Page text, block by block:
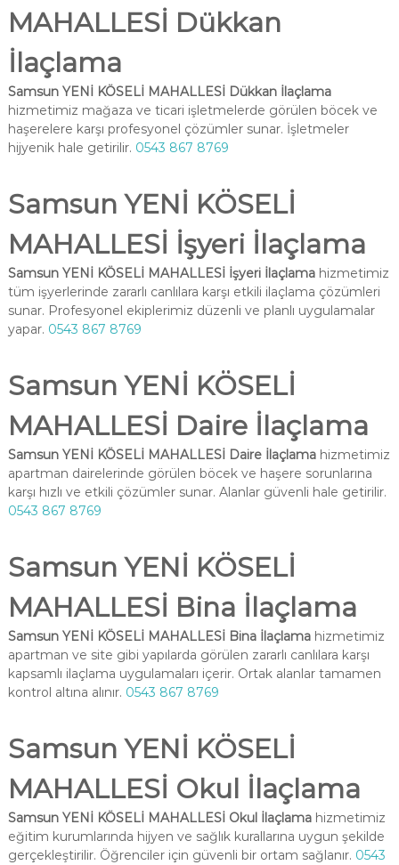
MAHALLESİ Dükkan
İlaçlama
Samsun YENİ KÖSELİ MAHALLESİ Dükkan İlaçlama
hizmetimiz mağaza ve ticari işletmelerde görülen böcek ve
haşerelere karşı profesyonel çözümler sunar. İşletmeler
hijyenik hale getirilir. 0543 867 8769
Samsun YENİ KÖSELİ
MAHALLESİ İşyeri İlaçlama
Samsun YENİ KÖSELİ MAHALLESİ İşyeri İlaçlamahizmetimiz
tüm işyerlerinde zararlı canlılara karşı etkili ilaçlama çözümleri
sunar. Profesyonel ekiplerimiz düzenli ve planlı uygulamalar
yapar. 0543 867 8769
Samsun YENİ KÖSELİ
MAHALLESİ Daire İlaçlama
Samsun YENİ KÖSELİ MAHALLESİ Daire İlaçlamahizmetimiz
apartman dairelerinde görülen böcek ve haşere sorunlarına
karşı hızlı ve etkili çözümler sunar. Alanlar güvenli hale getirilir.
0543 867 8769
Samsun YENİ KÖSELİ
MAHALLESİ Bina İlaçlama
Samsun YENİ KÖSELİ MAHALLESİ Bina İlaçlamahizmetimiz
apartman ve site gibi yapılarda görülen zararlı canlılara karşı
kapsamlı ilaçlama uygulamaları içerir. Ortak alanlar tamamen
kontrol altına alınır. 0543 867 8769
Samsun YENİ KÖSELİ
MAHALLESİ Okul İlaçlama
Samsun YENİ KÖSELİ MAHALLESİ Okul İlaçlamahizmetimiz
eğitim kurumlarında hijyen ve sağlık kurallarına uygun şekilde
gerçekleştirilir. Öğrenciler için güvenli bir ortam sağlanır. 0543